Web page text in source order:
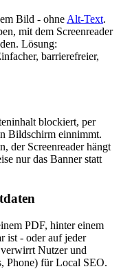
Bild - ohne Alt-Text.
mit dem Screenreader
Lösung:
barrierefreier,
blockiert, per
Bildschirm einnimmt.
der Screenreader hängt
nur das Banner statt
PDF, hinter einem
ist - oder auf jeder
Nutzer und
Phone) für Local SEO.